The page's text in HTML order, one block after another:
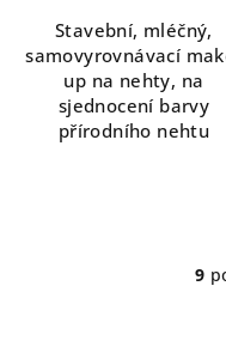
Stavební, mléčný,
samovyrovnávací
up na nehty, na
sjednocení barvy
přírodního nehtu
9